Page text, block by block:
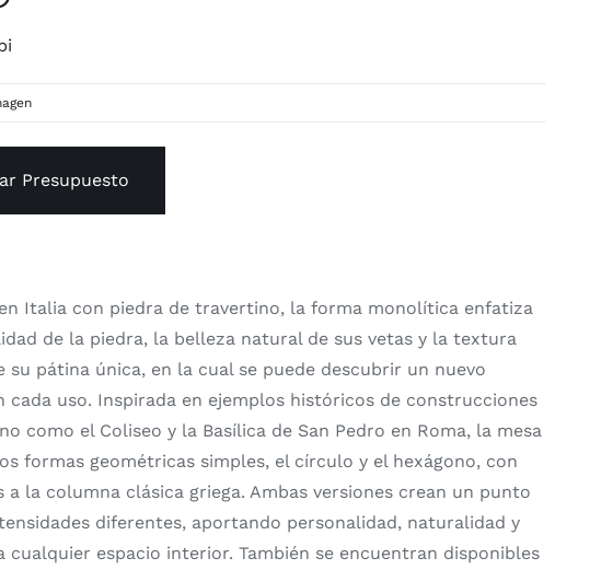
Presupuesto
Italia con piedra de travertino, la forma monolítica enfatiza
de la piedra, la belleza natural de sus vetas y la textura
su pátina única, en la cual se puede descubrir un nuevo
cada uso. Inspirada en ejemplos históricos de construcciones
como el Coliseo y la Basílica de San Pedro en Roma, la mesa
formas geométricas simples, el círculo y el hexágono, con
a la columna clásica griega. Ambas versiones crean un punto
diferentes, aportando personalidad, naturalidad y
cualquier espacio interior. También se encuentran disponibles